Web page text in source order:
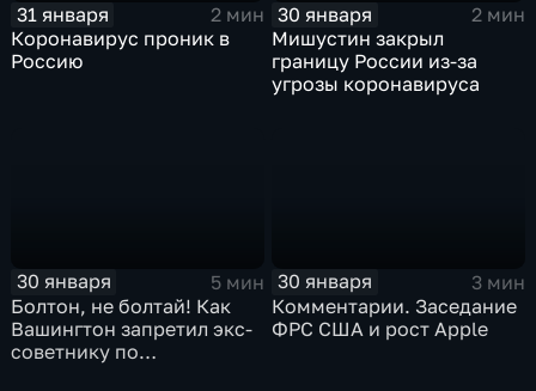
31 января
2 мин
Коронавирус проник в
Россию
30 января
2 мин
Мишустин закрыл
границу России из-за
угрозы коронавируса
30 января
5 мин
Болтон, не болтай! Как
Вашингтон запретил экс-
советнику по
30 января
3 мин
Комментарии. Заседание
ФРС США и рост Apple